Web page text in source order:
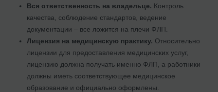
Вся ответственность на владельце. Контроль
качества, соблюдение стандартов, ведение
документации – все ложится на плечи ФЛП.
Лицензия на медицинскую практику. Относительно
лицензии для предоставления медицинских услуг,
лицензию должна получать именно ФЛП, а работники
должны иметь соответствующее медицинское
образование и официально оформлены.